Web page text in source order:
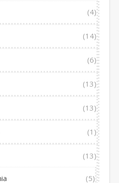
(4)
(14)
(6)
(13)
(13)
(1)
(13)
(5)